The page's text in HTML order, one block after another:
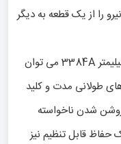
را از یک قطعه به دیگر
از دیگر ویژگی های مینی فرز آهنگری 115 میلیمتر 3384A می توان
طولانی مدت و کلید
شدن ناخواسته
حفاظ قابل تنظیم نیز